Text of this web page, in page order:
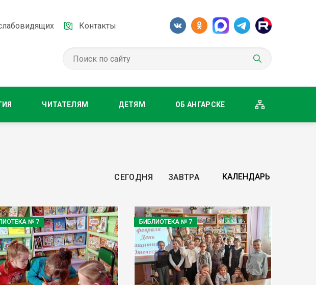
Контакты
ЧИТАТЕЛЯМ ДЕТЯМ ОБ АНГАРСКЕ
СЕГОДНЯ ЗАВТРА
№ 7 БИБЛИОТЕКА № 7